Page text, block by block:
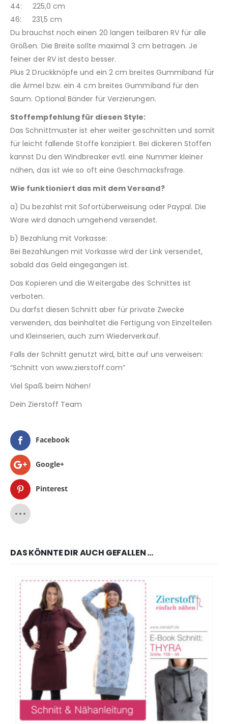
44: 225,0 cm
46: 231,5 cm
Du brauchst noch einen 20 langen teilbaren RV für alle
Größen. Die Breite sollte maximal 3 cm betragen. Je
feiner der RV ist desto besser.
Plus 2 Druckknöpfe und ein 2 cm breites Gummiband für
die Ärmel bzw. ein 4 cm breites Gummiband für den
Saum. Optional Bänder für Verzierungen.
Stoffempfehlung für diesen Style:
Das Schnittmuster ist eher weiter geschnitten und somit
für leicht fallende Stoffe konzipiert. Bei dickeren Stoffen
kannst Du den Windbreaker evtl. eine Nummer kleiner
nähen, das ist wie so oft eine Geschmacksfrage.
Wie funktioniert das mit dem Versand?
a) Du bezahlst mit Sofortüberweisung oder Paypal. Die
Ware wird danach umgehend versendet.
b) Bezahlung mit Vorkasse:
Bei Bezahlungen mit Vorkasse wird der Link versendet,
sobald das Geld eingegangen ist.
Das Kopieren und die Weitergabe des Schnittes ist
verboten.
Du darfst diesen Schnitt aber für private Zwecke
verwenden, das beinhaltet die Fertigung von Einzelteilen
und Kleinserien, auch zum Wiederverkauf.
Falls der Schnitt genutzt wird, bitte auf uns verweisen:
“Schnitt von www.zierstoff.com”
Viel Spaß beim Nähen!
Dein Zierstoff Team
Facebook
Google+
Pinterest
DAS KÖNNTE DIR AUCH GEFALLEN …